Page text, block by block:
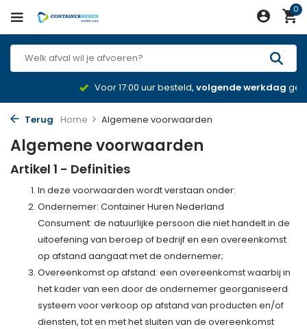
0
Voor 17:00 uur besteld,volgende werkdaggeleverd
Terug Home Algemene voorwaarden
Algemene voorwaarden
Artikel 1 - Definities
In deze voorwaarden wordt verstaan onder:
Ondernemer: Container Huren Nederland
Consument: de natuurlijke persoon die niet handelt in de
uitoefening van beroep of bedrijf en een overeenkomst
op afstand aangaat met de ondernemer;
Overeenkomst op afstand: een overeenkomst waarbij in
het kader van een door de ondernemer georganiseerd
systeem voor verkoop op afstand van producten en/of
diensten, tot en met het sluiten van de overeenkomst